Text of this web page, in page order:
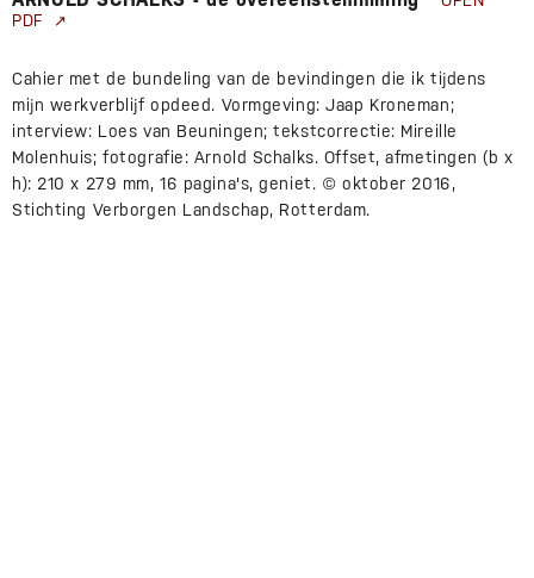
PDF
Cahier met de bundeling van de bevindingen die ik tijdens
mijn werkverblijf opdeed. Vormgeving: Jaap Kroneman;
interview: Loes van Beuningen; tekstcorrectie: Mireille
Molenhuis; fotografie: Arnold Schalks. Offset, afmetingen (b x
h): 210 x 279 mm, 16 pagina's, geniet. © oktober 2016,
Stichting Verborgen Landschap, Rotterdam.